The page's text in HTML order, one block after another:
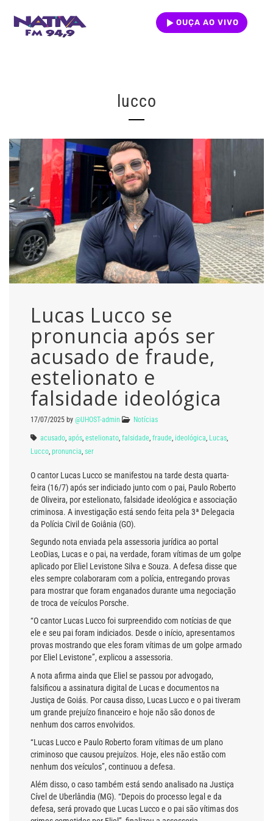
OUÇA AO VIVO
lucco
Lucas Lucco se
pronuncia após ser
acusado de fraude,
estelionato e
falsidade ideológica
17/07/2025 by @UHOST-admin Notícias
acusado após estelionato falsidade fraude ideológica Lucas
Lucco pronuncia ser
O cantor Lucas Lucco se manifestou na tarde desta quarta-
feira (16/7) após ser indiciado junto com o pai, Paulo Roberto
de Oliveira, por estelionato, falsidade ideológica e associação
criminosa. A investigação está sendo feita pela 3ª Delegacia
da Polícia Civil de Goiânia (GO).
Segundo nota enviada pela assessoria jurídica ao portal
LeoDias, Lucas e o pai, na verdade, foram vítimas de um golpe
aplicado por Eliel Levistone Silva e Souza. A defesa disse que
eles sempre colaboraram com a polícia, entregando provas
para mostrar que foram enganados durante uma negociação
de troca de veículos Porsche.
“O cantor Lucas Lucco foi surpreendido com notícias de que
ele e seu pai foram indiciados. Desde o início, apresentamos
provas mostrando que eles foram vítimas de um golpe armado
por Eliel Levistone”, explicou a assessoria.
A nota afirma ainda que Eliel se passou por advogado,
falsificou a assinatura digital de Lucas e documentos na
Justiça de Goiás. Por causa disso, Lucas Lucco e o pai tiveram
um grande prejuízo financeiro e hoje não são donos de
nenhum dos carros envolvidos.
“Lucas Lucco e Paulo Roberto foram vítimas de um plano
criminoso que causou prejuízos. Hoje, eles não estão com
nenhum dos veículos”, continuou a defesa.
Além disso, o caso também está sendo analisado na Justiça
Cível de Uberlândia (MG). “Depois do processo legal e da
defesa, será provado que Lucas Lucco e o pai são vítimas dos